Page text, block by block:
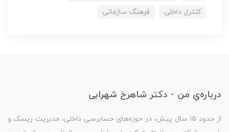
کنترل داخلی
فرهنگ سازمانی
درباره‌یِ من - دکتر شاهرخ شهرابی
از حدود 15 سال پیش، در حوزه‌های حسابرسی داخلی، مدیریت ریسک و